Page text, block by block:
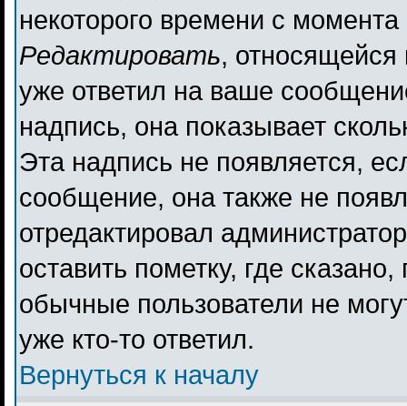
некоторого времени с
Редактировать,
уже ответил на ваше
надпись, она показывает
Эта надпись не появляется,
сообщение, она также не
отредактировал
оставить пометку, где
обычные пользователи не
уже кто-то ответил.
Вернуться к началу